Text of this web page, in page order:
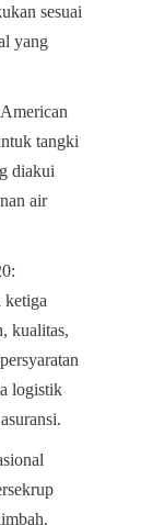
sesuai
yang
tangki
diakui
air
ketiga
kualitas,
logistik